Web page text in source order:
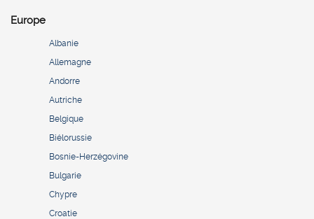
Europe
Albanie
Allemagne
Andorre
Autriche
Belgique
Biélorussie
Bosnie-Herzégovine
Bulgarie
Chypre
Croatie